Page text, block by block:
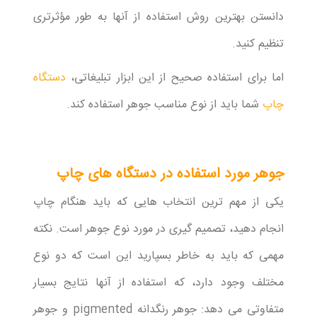
دانستن بهترین روش استفاده از آنها به طور مؤثرتری
تنظیم کنید.
اما برای استفاده صحیح از این ابزار تبلیغاتی، دستگاه
چاپ شما باید از نوع مناسب جوهر استفاده کند.
جوهر مورد استفاده در دستگاه های چاپ
یکی از مهم ترین انتخاب هایی که باید هنگام چاپ
انجام دهید، تصمیم گیری در مورد نوع جوهر است. نکته
مهمی که باید به خاطر بسپارید این است که دو نوع
مختلف وجود دارد، که استفاده از آنها نتایج بسیار
متفاوتی می دهد: جوهر رنگدانه pigmented و جوهر